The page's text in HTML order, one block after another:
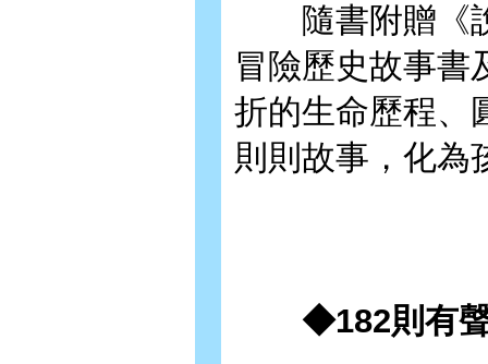
隨書附贈《說
冒險歷史故事書
折的生命歷程、
則則故事，化為
◆182則有聲